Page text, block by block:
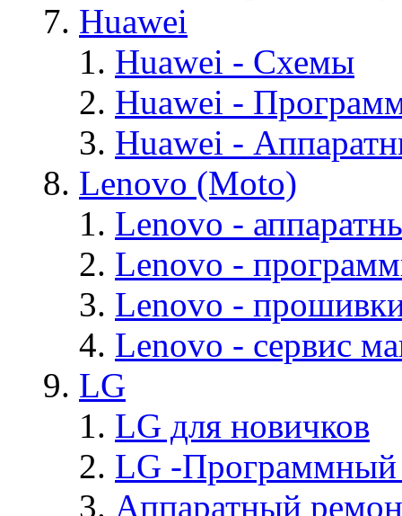
Huawei
Huawei - Cхемы
Huawei -
Huawei -
Lenovo (Moto)
Lenovo -
Lenovo -
Lenovo -
Lenovo - cервис
LG
LG для новичков
LG -Программный
Аппаратный